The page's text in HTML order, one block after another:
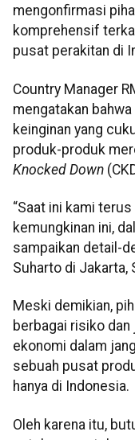
mengonfirmasi
komprehensif
pusat perakitan di
Country Manager
mengatakan
keinginan yang
produk-produk
Knocked Down
“Saat ini kami
kemungkinan ini,
sampaikan detail-
Suharto di Jakarta,
Meski demikian,
berbagai risiko dan
ekonomi dalam
sebuah pusat
hanya di Indonesia.
Oleh karena itu,